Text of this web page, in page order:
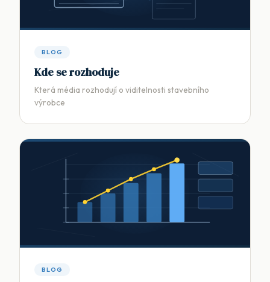
BLOG
Kde se rozhoduje
Která média rozhodují o viditelnosti stavebního
výrobce
BLOG